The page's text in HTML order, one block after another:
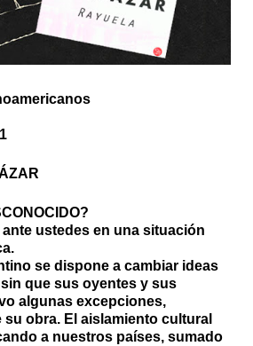
ustedes en una situación
se dispone a cambiar ideas
que sus oyentes y sus
algunas excepciones,
obra. El aislamiento cultural
a nuestros países, sumado